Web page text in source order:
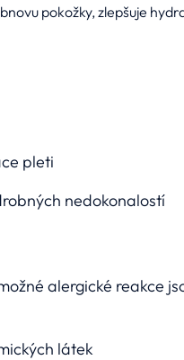
pokožky, zlepšuje
pleti
nedokonalostí
alergické reakce
látek